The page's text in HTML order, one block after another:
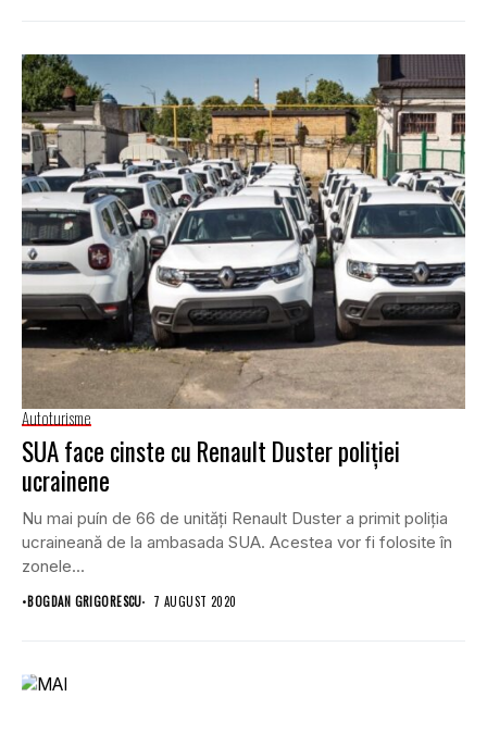
Autoturisme
SUA face cinste cu Renault Duster poliției
ucrainene
Nu mai puín de 66 de unități Renault Duster a primit poliția
ucraineană de la ambasada SUA. Acestea vor fi folosite în
zonele...
•BOGDAN GRIGORESCU 7 AUGUST 2020